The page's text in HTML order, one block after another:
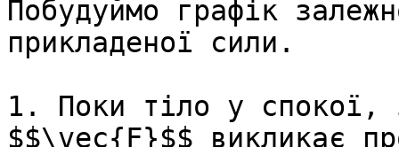
Побудуймо графiк
прикладеної сили.
1. Поки тiло у спокої,
$$\vec{F}$$ викликає